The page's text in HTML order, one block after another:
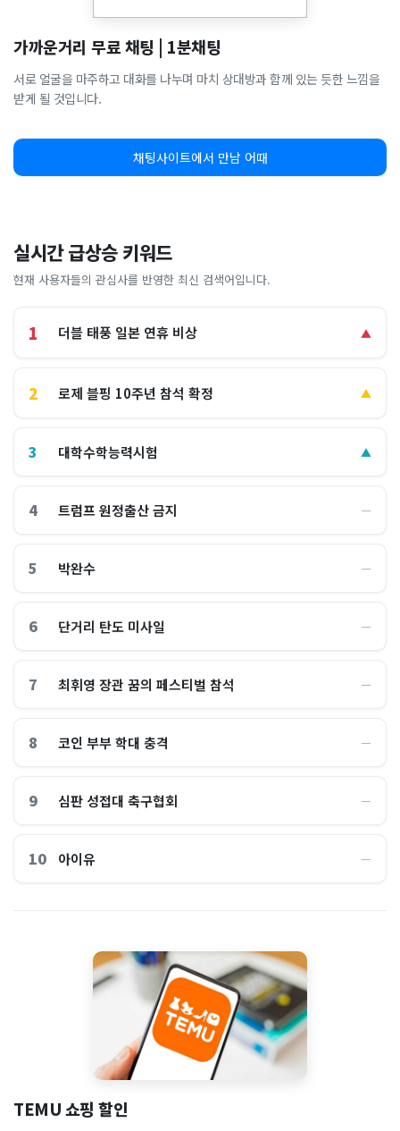
가까운거리 무료 채팅 | 1분채팅
서로 얼굴을 마주하고 대화를 나누며 마치 상대방과 함께 있는 듯한 느낌을
받게 될 것입니다.
채팅사이트에서 만남 어때
실시간 급상승 키워드
현재 사용자들의 관심사를 반영한 최신 검색어입니다.
1 더블 태풍 일본 연휴 비상 ▲
2 로제 블핑 10주년 참석 확정 ▲
3 대학수학능력시험 ▲
4 트럼프 원정출산 금지 ―
5 박완수 ―
6 단거리 탄도 미사일 ―
7 최휘영 장관 꿈의 페스티벌 참석 ―
8 코인 부부 학대 충격 ―
9 심판 성접대 축구협회 ―
10 아이유 ―
TEMU 쇼핑 할인